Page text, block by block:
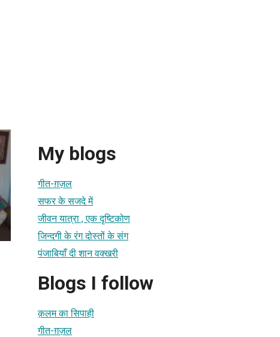
My blogs
गीत-ग़ज़ल
सफर के सजदे में
जीवन यात्रा , एक दृष्टिकोण
जिन्दगी के रंग दोस्तों के संग
पंजाबियाँ दी शान वक्खरी
Blogs I follow
क़लम का सिपाही
गीत-ग़ज़ल